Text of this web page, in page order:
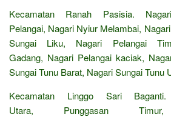
Kecamatan Ranah Pasisia.
Pelangai, Nagari Nyiur Melambai,
Sungai Liku, Nagari Pelangai
Gadang, Nagari Pelangai kaciak,
Sungai Tunu Barat, Nagari Sungai Tunu
Kecamatan Linggo Sari
Utara, Punggasan